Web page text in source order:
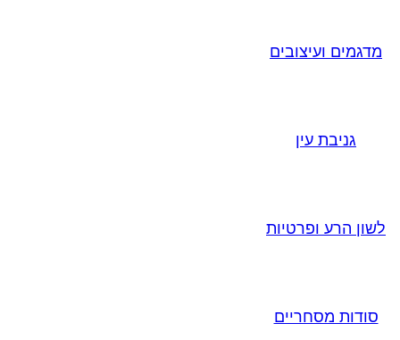
מדגמים ועיצובים
גניבת עין
לשון הרע ופרטיות
סודות מסחריים